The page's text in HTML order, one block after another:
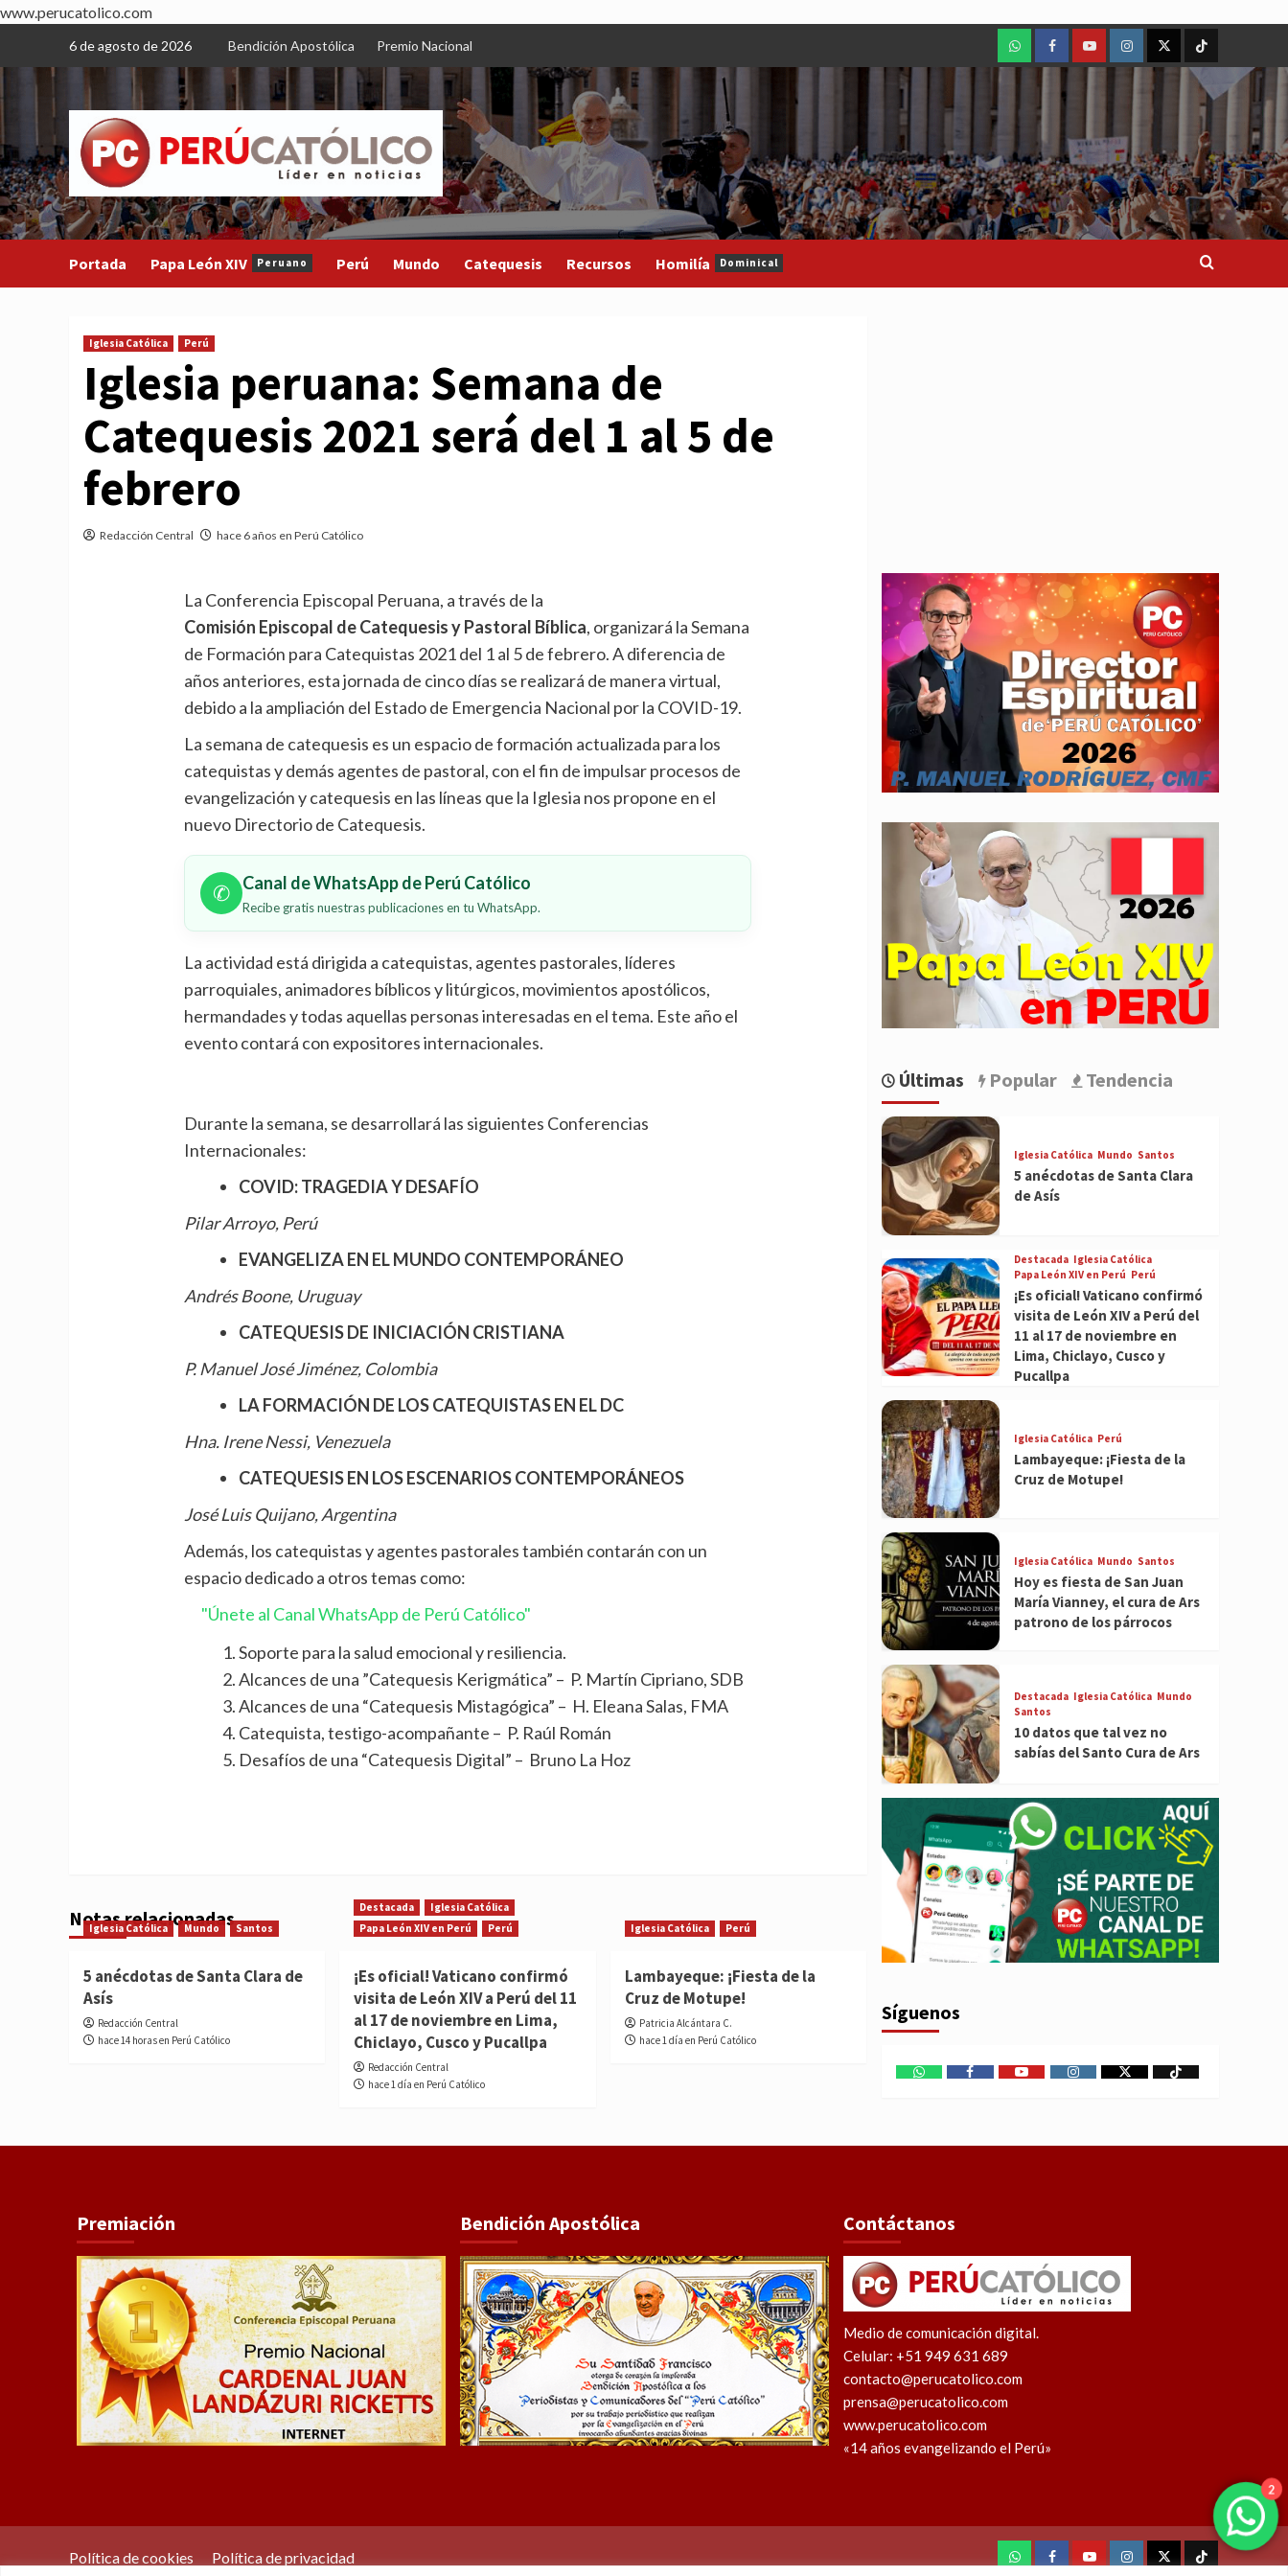
www.perucatolico.com
content
6 de agosto de 2026 Bendición Apostólica Premio Nacional
WhatsAppFacebookYoutubeInstagram
X TikTok
Portada Papa León XIV Peruano Perú Mundo Catequesis Recursos Homilía Dominical
Iglesia Católica Perú
Iglesia peruana: Semana de
Catequesis 2021 será del 1 al 5 de
febrero
Redacción Central hace 6 años en Perú Católico
La Conferencia Episcopal Peruana, a través de la
Comisión Episcopal de Catequesis y Pastoral Bíblica, organizará la Semana
de Formación para Catequistas 2021 del 1 al 5 de febrero. A diferencia de
años anteriores, esta jornada de cinco días se realizará de manera virtual,
debido a la ampliación del Estado de Emergencia Nacional por la COVID-19.
La semana de catequesis es un espacio de formación actualizada para los
catequistas y demás agentes de pastoral, con el fin de impulsar procesos de
evangelización y catequesis en las líneas que la Iglesia nos propone en el
nuevo Directorio de Catequesis.
✆ Canal de WhatsApp de Perú Católico
Recibe gratis nuestras publicaciones en tu WhatsApp.
La actividad está dirigida a catequistas, agentes pastorales, líderes
parroquiales, animadores bíblicos y litúrgicos, movimientos apostólicos,
hermandades y todas aquellas personas interesadas en el tema. Este año el
evento contará con expositores internacionales.
Durante la semana, se desarrollará las siguientes Conferencias
Internacionales:
COVID: TRAGEDIA Y DESAFÍO
Pilar Arroyo, Perú
EVANGELIZA EN EL MUNDO CONTEMPORÁNEO
Andrés Boone, Uruguay
CATEQUESIS DE INICIACIÓN CRISTIANA
P. Manuel José Jiménez, Colombia
LA FORMACIÓN DE LOS CATEQUISTAS EN EL DC
Hna. Irene Nessi, Venezuela
CATEQUESIS EN LOS ESCENARIOS CONTEMPORÁNEOS
José Luis Quijano, Argentina
Además, los catequistas y agentes pastorales también contarán con un
espacio dedicado a otros temas como:
"Únete al Canal WhatsApp de Perú Católico"
Soporte para la salud emocional y resiliencia.
Alcances de una ”Catequesis Kerigmática” – P. Martín Cipriano, SDB
Alcances de una “Catequesis Mistagógica” – H. Eleana Salas, FMA
Catequista, testigo-acompañante – P. Raúl Román
Desafíos de una “Catequesis Digital” – Bruno La Hoz
Notas relacionadas
Iglesia Católica Mundo Santos
5 anécdotas de Santa Clara de
Asís
Redacción Central
hace 14 horas en Perú Católico
Destacada
Iglesia Católica
Papa León XIV en Perú
Perú
¡Es oficial! Vaticano confirmó
visita de León XIV a Perú del 11
al 17 de noviembre en Lima,
Chiclayo, Cusco y Pucallpa
Redacción Central
hace 1 día en Perú Católico
Iglesia Católica Perú
Lambayeque: ¡Fiesta de la
Cruz de Motupe!
Patricia Alcántara C.
hace 1 día en Perú Católico
Últimas Popular Tendencia
Iglesia Católica Mundo Santos
5 anécdotas de Santa Clara
de Asís
Destacada Iglesia Católica
Papa León XIV en Perú Perú
¡Es oficial! Vaticano confirmó
visita de León XIV a Perú del
11 al 17 de noviembre en
Lima, Chiclayo, Cusco y
Pucallpa
Iglesia Católica Perú
Lambayeque: ¡Fiesta de la
Cruz de Motupe!
Iglesia Católica Mundo Santos
Hoy es fiesta de San Juan
María Vianney, el cura de Ars
patrono de los párrocos
Destacada Iglesia Católica Mundo
Santos
10 datos que tal vez no
sabías del Santo Cura de Ars
Síguenos
WhatsAppFacebookYoutubeInstagram
X TikTok
Premiación Bendición Apostólica Contáctanos
Medio de comunicación digital.
Celular: +51 949 631 689
contacto@perucatolico.com
prensa@perucatolico.com
www.perucatolico.com
«14 años evangelizando el Perú»
Política de cookies Política de privacidad WhatsAppFacebookYoutubeInstagram
X TikTok
2